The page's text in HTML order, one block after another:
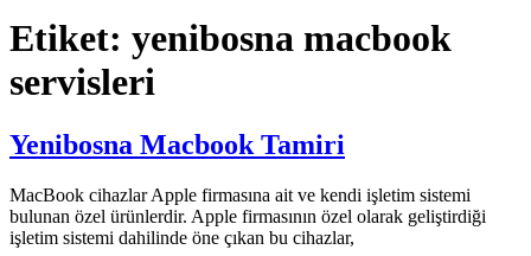
Etiket: yenibosna macbook
servisleri
Yenibosna Macbook Tamiri
MacBook cihazlar Apple firmasına ait ve kendi işletim sistemi
bulunan özel ürünlerdir. Apple firmasının özel olarak geliştirdiği
işletim sistemi dahilinde öne çıkan bu cihazlar,